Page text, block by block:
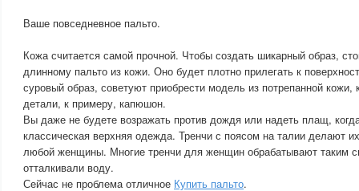
Ваше повседневное пальто.
Кожа считается самой прочной. Чтобы создать шикарный образ,
длинному пальто из кожи. Оно будет плотно прилегать к
суровый образ, советуют приобрести модель из потрепанной кожи,
детали, к примеру, капюшон.
Вы даже не будете возражать против дождя или надеть плащ,
классическая верхняя одежда. Тренчи с поясом на талии делают
любой женщины. Многие тренчи для женщин обрабатывают таким
отталкивали воду.
Сейчас не проблема отличное Купить пальто.